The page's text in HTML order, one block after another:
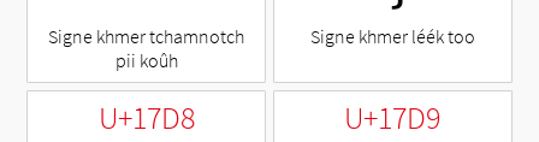
Signe khmer tchamnotch
pii koûh
Signe khmer léék too
U+17D8 U+17D9